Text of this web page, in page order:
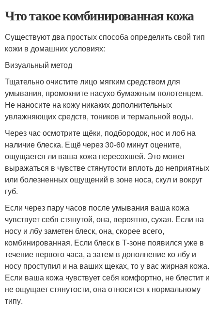
Что такое комбинированная кожа
Существуют два простых способа определить свой тип
кожи в домашних условиях:
Визуальный метод
Тщательно очистите лицо мягким средством для
умывания, промокните насухо бумажным полотенцем.
Не наносите на кожу никаких дополнительных
увлажняющих средств, тоников и термальной воды.
Через час осмотрите щёки, подбородок, нос и лоб на
наличие блеска. Ещё через 30-60 минут оцените,
ощущается ли ваша кожа пересохшей. Это может
выражаться в чувстве стянутости вплоть до неприятных
или болезненных ощущений в зоне носа, скул и вокруг
губ.
Если через пару часов после умывания ваша кожа
чувствует себя стянутой, она, вероятно, сухая. Если на
носу и лбу заметен блеск, она, скорее всего,
комбинированная. Если блеск в Т-зоне появился уже в
течение первого часа, а затем в дополнение ко лбу и
носу проступил и на ваших щеках, то у вас жирная кожа.
Если ваша кожа чувствует себя комфортно, не блестит и
не ощущает стянутости, она относится к нормальному
типу.